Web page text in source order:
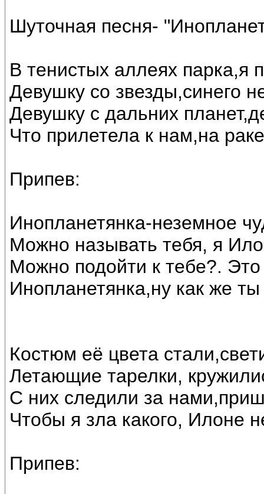
Шуточная песня-
В тенистых аллеях парка,я
Девушку со звезды,синего
Девушку с дальних
Что прилетела к нам,на
Припев:
Инопланетянка-неземное
Можно называть тебя, я
Можно подойти к тебе?.
Инопланетянка,ну как же
Костюм её цвета
Летающие тарелки,
С них следили за
Чтобы я зла какого, Илоне
Припев: